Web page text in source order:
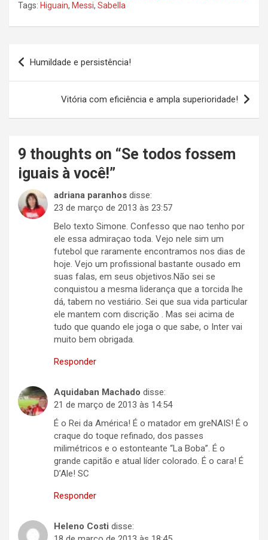
Tags: Higuain, Messi, Sabella
Navegação
de
Humildade e persistência!
Vitória com eficiência e ampla superioridade!
9 thoughts on “Se todos fossem
iguais à você!”
adriana paranhos disse:
23 de março de 2013 às 23:57
Belo texto Simone. Confesso que nao tenho por
ele essa admiraçao toda. Vejo nele sim um
futebol que raramente encontramos nos dias de
hoje. Vejo um profissional bastante ousado em
suas falas, em seus objetivos.Não sei se
conquistou a mesma liderança que a torcida lhe
dá, tabem no vestiário. Sei que sua vida particular
ele mantem com discrição . Mas sei acima de
tudo que quando ele joga o que sabe, o Inter vai
muito bem obrigada.
Responder
Aquidaban Machado disse:
21 de março de 2013 às 14:54
É o Rei da América! É o matador em greNAIS! É o
craque do toque refinado, dos passes
milimétricos e o estonteante “La Boba”. É o
grande capitão e atual líder colorado. É o cara! É
D’Ale! SC
Responder
Heleno Costi disse: